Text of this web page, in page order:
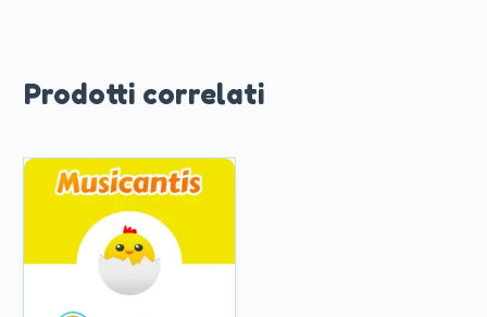
Prodotti correlati